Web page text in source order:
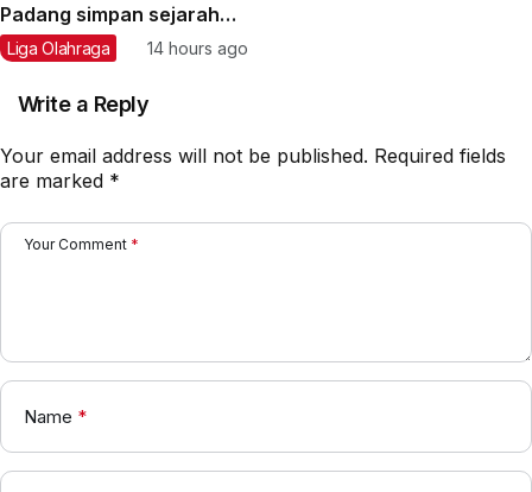
Padang simpan sejarah
dan semangat
Liga Olahraga 14 hours ago
Write a Reply
Your email address will not be published. Required fields
are marked *
Your Comment *
Name *